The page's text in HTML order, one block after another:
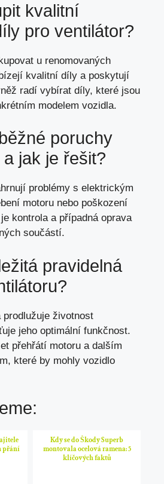
kvalitní
pro ventilátor?
u renomovaných
kvalitní díly a poskytují
radí vybírat díly, které jsou
modelem vozidla.
poruchy
a jak je řešit?
problémy s elektrickým
motoru nebo poškození
kontrola a případná oprava
součástí.
pravidelná
prodlužuje životnost
jeho optimální funkčnost.
přehřátí motoru a dalším
které by mohly vozidlo
přání
Kdy se do Škody Superb
montovala ocelová ramena: 5
klíčových faktů